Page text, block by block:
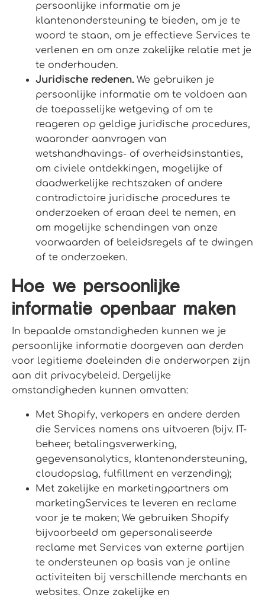
persoonlijke informatie om je
klantenondersteuning te bieden, om je te
woord te staan, om je effectieve Services te
verlenen en om onze zakelijke relatie met je
te onderhouden.
Juridische redenen.We gebruiken je
persoonlijke informatie om te voldoen aan
de toepasselijke wetgeving of om te
reageren op geldige juridische procedures,
waaronder aanvragen van
wetshandhavings- of overheidsinstanties,
om civiele ontdekkingen, mogelijke of
daadwerkelijke rechtszaken of andere
contradictoire juridische procedures te
onderzoeken of eraan deel te nemen, en
om mogelijke schendingen van onze
voorwaarden of beleidsregels af te dwingen
of te onderzoeken.
Hoe we persoonlijke
informatie openbaar maken
In bepaalde omstandigheden kunnen we je
persoonlijke informatie doorgeven aan derden
voor legitieme doeleinden die onderworpen zijn
aan dit privacybeleid. Dergelijke
omstandigheden kunnen omvatten:
Met Shopify, verkopers en andere derden
die Services namens ons uitvoeren (bijv. IT-
beheer, betalingsverwerking,
gegevensanalytics, klantenondersteuning,
cloudopslag, fulfillment en verzending);
Met zakelijke en marketingpartners om
marketingServices te leveren en reclame
voor je te maken; We gebruiken Shopify
bijvoorbeeld om gepersonaliseerde
reclame met Services van externe partijen
te ondersteunen op basis van je online
activiteiten bij verschillende merchants en
websites. Onze zakelijke en